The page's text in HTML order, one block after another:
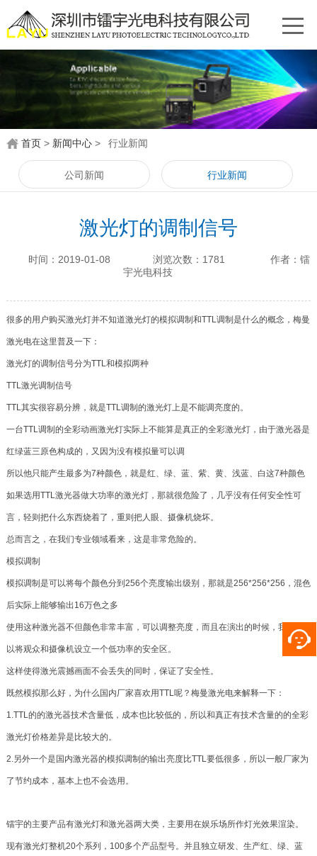
首页 > 新闻中心 > 行业新闻
公司新闻 行业新闻
激光灯的调制信号
时间：2019-01-08 浏览次数：1781
作者：镭
宇光电科技
很多的用户购买激光灯并不知道激光灯的模拟调制和TTL调制是什么的概念，梅曼
激光电在这里普及一下：
激光灯的调制信号分为TTL和模拟两种
TTL激光调制信号
TTL其实很容易分辨，就是TTL调制的激光灯上是不能调亮度的。
一台TTL调制的全彩动画激光灯实际上不能算是真正的全彩激光灯，由于激光器是
红绿蓝三原色构成的，又因为没有模拟量可以调
所以他只能产生最多为7种颜色，就是红、绿、蓝、紫、黄、浅蓝、白这7种颜色
如果选用TTL激光器做大功率的激光灯，那就很危险了，几乎没有任何安全性可
言，轻则把什么东西烧着了，重则把人眼、摄像机烧坏。
总而言之，在我们专业领域看来，这是非常危险的。
模拟调制
模拟调制是可以将每个颜色分到256个亮度输出级别，那就是256*256*256，混色
后实际上能够输出16万色之多
使用这种激光器不但颜色非常丰富，可以调整亮度，而且在演出的时候，我们可
以将观众和摄像机设立一个低功率的安全区。
这样使得激光震撼画面不会丢失的同时，保证了安全性。
既然模拟那么好，为什么国内厂家喜欢用TTL呢？梅曼激光电来解释一下：
1.TTL的的激光器技术含量低，成本也比较低的，所以和真正有技术含量的的全彩
激光灯价格差异是比较大的。
2.另外一个是国内激光器的模拟调制的输出亮度比TTL要低很多，所以一般厂家为
了节约成本，基本上也不会选用。
镭宇的主要产品有激光灯和激光器两大类，主要用在娱乐场所作灯光效果渲染。
现有激光灯整机20个系列，100多个产品型号。并且独立研发、生产红、绿、蓝